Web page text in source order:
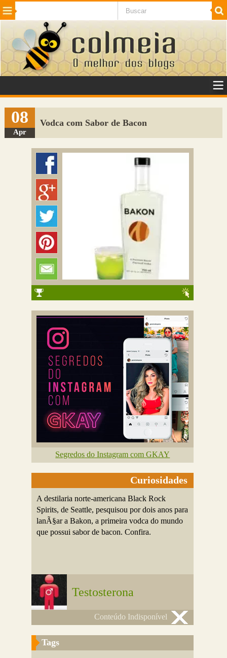
Beleza Cinema e TV
Internet Jogos NotÃ­cias SaÃºde
VeÃ­culos Adulto
Sugerir Link
Adicionar Blog
Colmeia Exchange
08
Apr
Vodca com Sabor de Bacon
Segredos do Instagram com GKAY
Curiosidades
A destilaria norte-americana Black Rock
Spirits, de Seattle, pesquisou por dois anos para
lanÃ§ar a Bakon, a primeira vodca do mundo
que possui sabor de bacon. Confira.
Testosterona
Conteúdo Indisponível
Tags